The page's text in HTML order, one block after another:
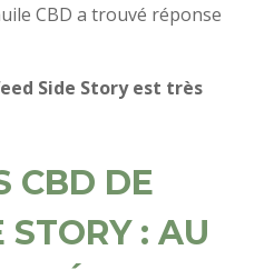
CBD a trouvé réponse
Side Story est très
CBD DE
: AU